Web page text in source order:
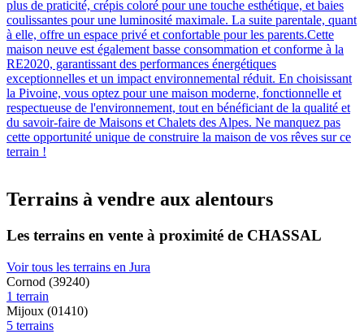
plus de praticité, crépis coloré pour une touche esthétique, et baies
coulissantes pour une luminosité maximale. La suite parentale, quant
à elle, offre un espace privé et confortable pour les parents.Cette
maison neuve est également basse consommation et conforme à la
RE2020, garantissant des performances énergétiques
exceptionnelles et un impact environnemental réduit. En choisissant
la Pivoine, vous optez pour une maison moderne, fonctionnelle et
respectueuse de l'environnement, tout en bénéficiant de la qualité et
du savoir-faire de Maisons et Chalets des Alpes. Ne manquez pas
cette opportunité unique de construire la maison de vos rêves sur ce
terrain !
Terrains à vendre aux alentours
Les terrains en vente à proximité de CHASSAL
Voir tous les terrains en Jura
Cornod (39240)
1 terrain
Mijoux (01410)
5 terrains